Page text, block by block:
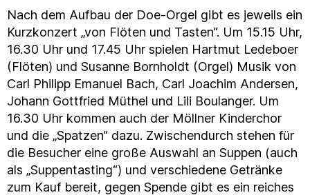
Nach dem Aufbau der Doe-Orgel gibt es jeweils ein
Kurzkonzert „von Flöten und Tasten“. Um 15.15 Uhr,
16.30 Uhr und 17.45 Uhr spielen Hartmut Ledeboer
(Flöten) und Susanne Bornholdt (Orgel) Musik von
Carl Philipp Emanuel Bach, Carl Joachim Andersen,
Johann Gottfried Müthel und Lili Boulanger. Um
16.30 Uhr kommen auch der Möllner Kinderchor
und die „Spatzen“ dazu. Zwischendurch stehen für
die Besucher eine große Auswahl an Suppen (auch
als „Suppentasting“) und verschiedene Getränke
zum Kauf bereit, gegen Spende gibt es ein reiches